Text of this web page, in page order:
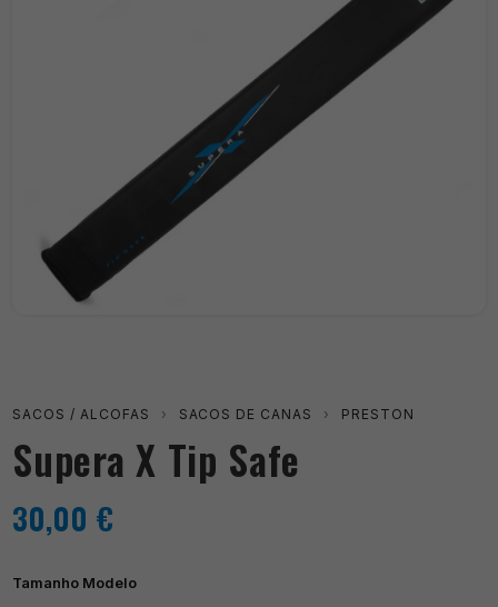
SACOS / ALCOFAS › SACOS DE CANAS › PRESTON
Supera X Tip Safe
30,00 €
Tamanho Modelo